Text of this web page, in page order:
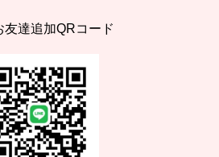
友達追加QRコード